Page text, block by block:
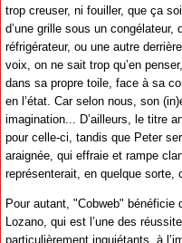
trop creuser, ni fouiller, que ça
d’une grille sous un congélateur,
réfrigérateur, ou une autre
voix, on ne sait trop qu’en
dans sa propre toile, face à sa
en l’état. Car selon nous, son
imagination... D’ailleurs, le titre
pour celle-ci, tandis que Peter
araignée, qui effraie et rampe
représenterait, en quelque sorte,
Pour autant, "Cobweb" bénéficie
Lozano, qui est l’une des
particulièrement inquiétants, à